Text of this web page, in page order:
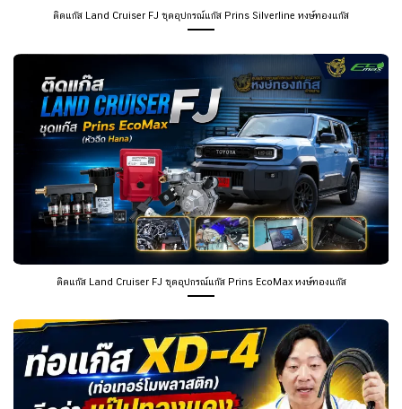
ติดแก๊ส Land Cruiser FJ ชุดอุปกรณ์แก๊ส Prins Silverline หงษ์ทองแก๊ส
ติดแก๊ส Land Cruiser FJ ชุดอุปกรณ์แก๊ส Prins EcoMax หงษ์ทองแก๊ส